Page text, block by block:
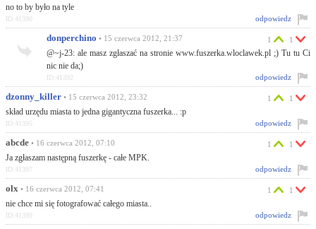
no to by było na tyle
odpowiedz
ID:41390
donperchino • 15 czerwca 2012, 21:37
@~j-23: ale masz zgłaszać na stronie www.fuszerka.wloclawek.pl ;) Tu tu Ci
nic nie da;)
1 1
odpowiedz
ID:41392
dzonny_killer • 15 czerwca 2012, 23:32
skład urzędu miasta to jedna gigantyczna fuszerka... :p
1 1
odpowiedz
ID:41395
abcde • 16 czerwca 2012, 07:10
Ja zgłaszam następną fuszerkę - całe MPK.
1 1
odpowiedz
ID:41397
olx • 16 czerwca 2012, 07:41
nie chce mi się fotografować całego miasta..
1 1
odpowiedz
ID:41399